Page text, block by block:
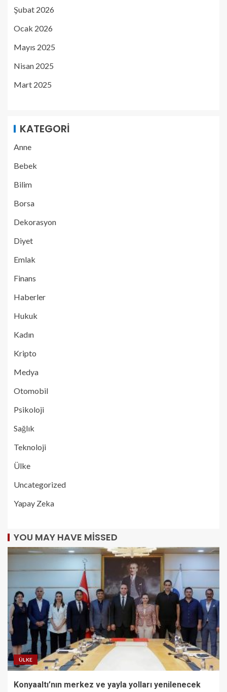
Şubat 2026
Ocak 2026
Mayıs 2025
Nisan 2025
Mart 2025
KATEGORI
Anne
Bebek
Bilim
Borsa
Dekorasyon
Diyet
Emlak
Finans
Haberler
Hukuk
Kadın
Kripto
Medya
Otomobil
Psikoloji
Sağlık
Teknoloji
Ülke
Uncategorized
Yapay Zeka
YOU MAY HAVE MISSED
ÜLKE
Konyaaltı’nın merkez ve yayla yolları yenilenecek